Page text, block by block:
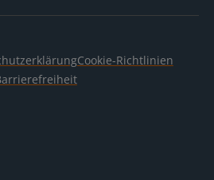
Cookie-Richtlinien